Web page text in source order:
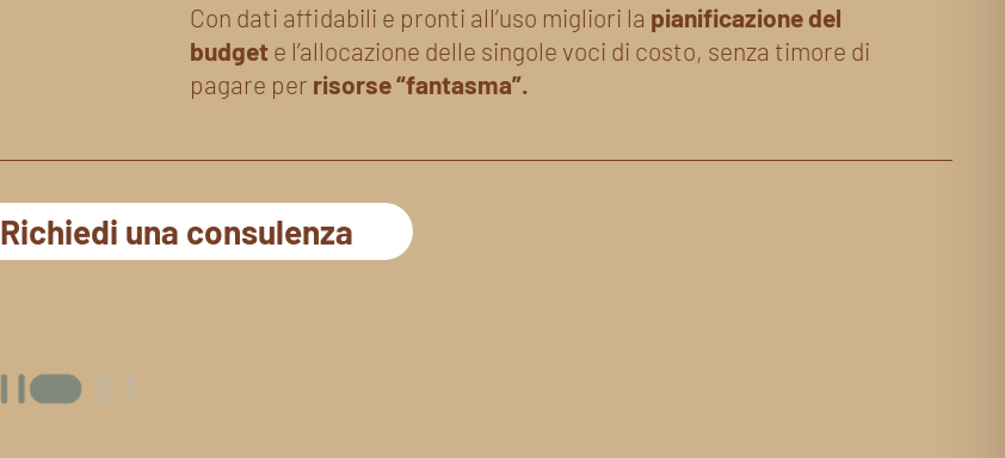
Con dati affidabili e pronti all’uso migliori la pianificazione del
budgete l’allocazione delle singole voci di costo, senza timore di
pagare per risorse “fantasma”.
Richiedi una consulenza